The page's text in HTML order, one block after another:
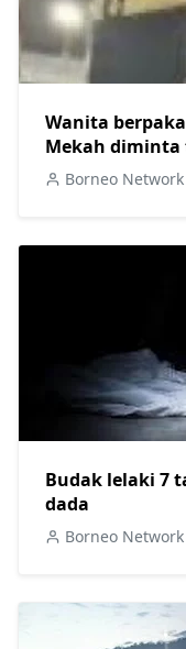
Wanita
Mekah
Borneo Network
Budak lelaki 7
dada
Borneo Network